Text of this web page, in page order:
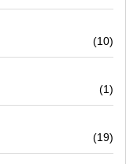
(10)
(1)
(19)